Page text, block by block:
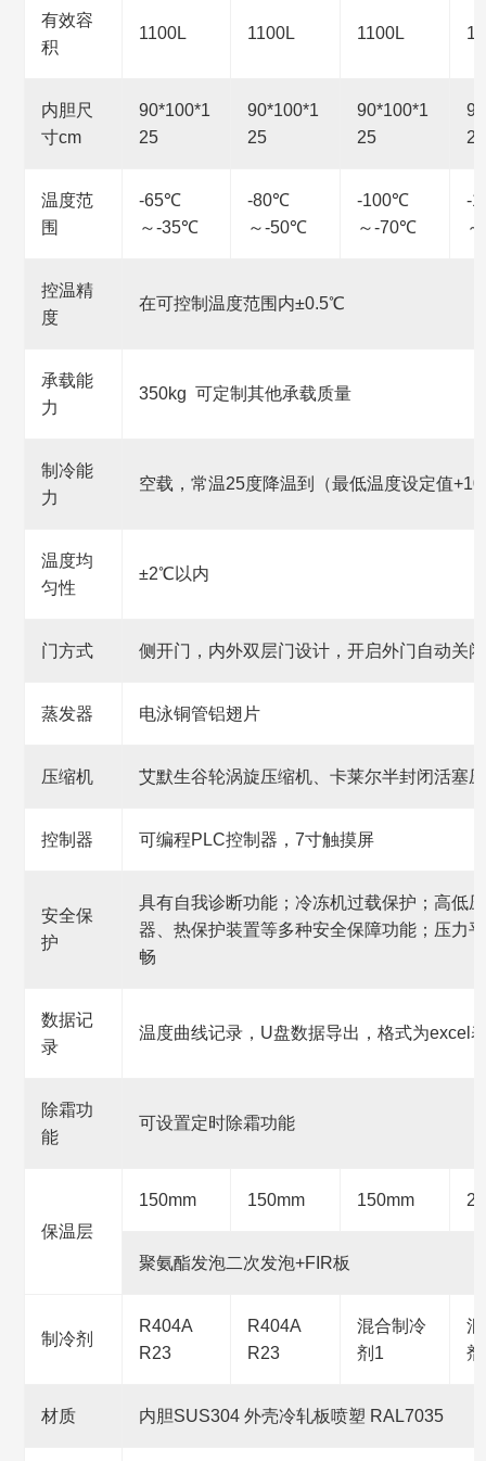
有效容
积
1100L 1100L 1100L
内胆尺
寸cm
90*100*1
25
90*100*1
25
90*100*1
25
25
温度范
围
-65℃
～-35℃
-80℃
～-50℃
-100℃
～-70℃
-
控温精
度
在可控制温度范围内±0.5℃
承载能
力
350kg 可定制其他承载质量
制冷能
力
空载，常温25度降温到（最低温度设定值
温度均
匀性
±2℃以内
门方式 侧开门，内外双层门设计，开启外门自动关
蒸发器 电泳铜管铝翅片
压缩机 艾默生谷轮涡旋压缩机、卡莱尔半封闭活塞
控制器 可编程PLC控制器，7寸触摸屏
安全保
护
具有自我诊断功能；冷冻机过载保护；高低
器、热保护装置等多种安全保障功能；压力
畅
数据记
录
温度曲线记录，U盘数据导出，格式为excel
除霜功
能
可设置定时除霜功能
保温层
150mm 150mm 150mm
聚氨酯发泡二次发泡+FIR板
制冷剂
R404A
R23
R404A
R23
混合制冷
剂1
材质 内胆SUS304 外壳冷轧板喷塑 RAL7035